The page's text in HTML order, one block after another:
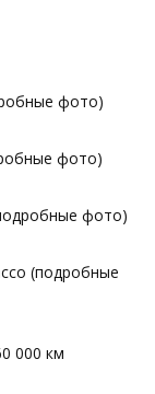
фото)
фото)
фото)
(подробные
000 км